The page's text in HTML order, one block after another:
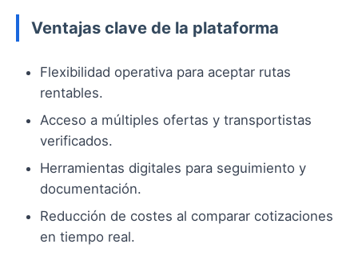
Ventajas clave de la plataforma
Flexibilidad operativa para aceptar rutas
rentables.
Acceso a múltiples ofertas y transportistas
verificados.
Herramientas digitales para seguimiento y
documentación.
Reducción de costes al comparar cotizaciones
en tiempo real.